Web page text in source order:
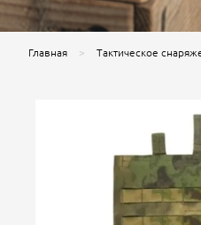
Главная Тактическое